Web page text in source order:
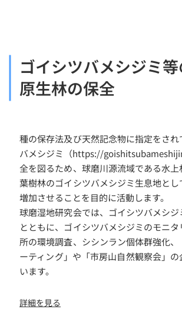
ゴイシツバメシジミ等
原生林の保全
種の保存法及び天然記念物に指定をさ
バメシジミ（https://
全を図るため、球磨川源流域である水
葉樹林のゴイシツバメシジミ生息地とし
増加させることを目的に活動します。
球磨湿地研究会では、ゴイシツバメシ
とともに、ゴイシツバメシジミのモニ
所の環境調査、シシンラン個体群強化、
ーティング」や「市房山自然観察会」
います。
詳細を見る